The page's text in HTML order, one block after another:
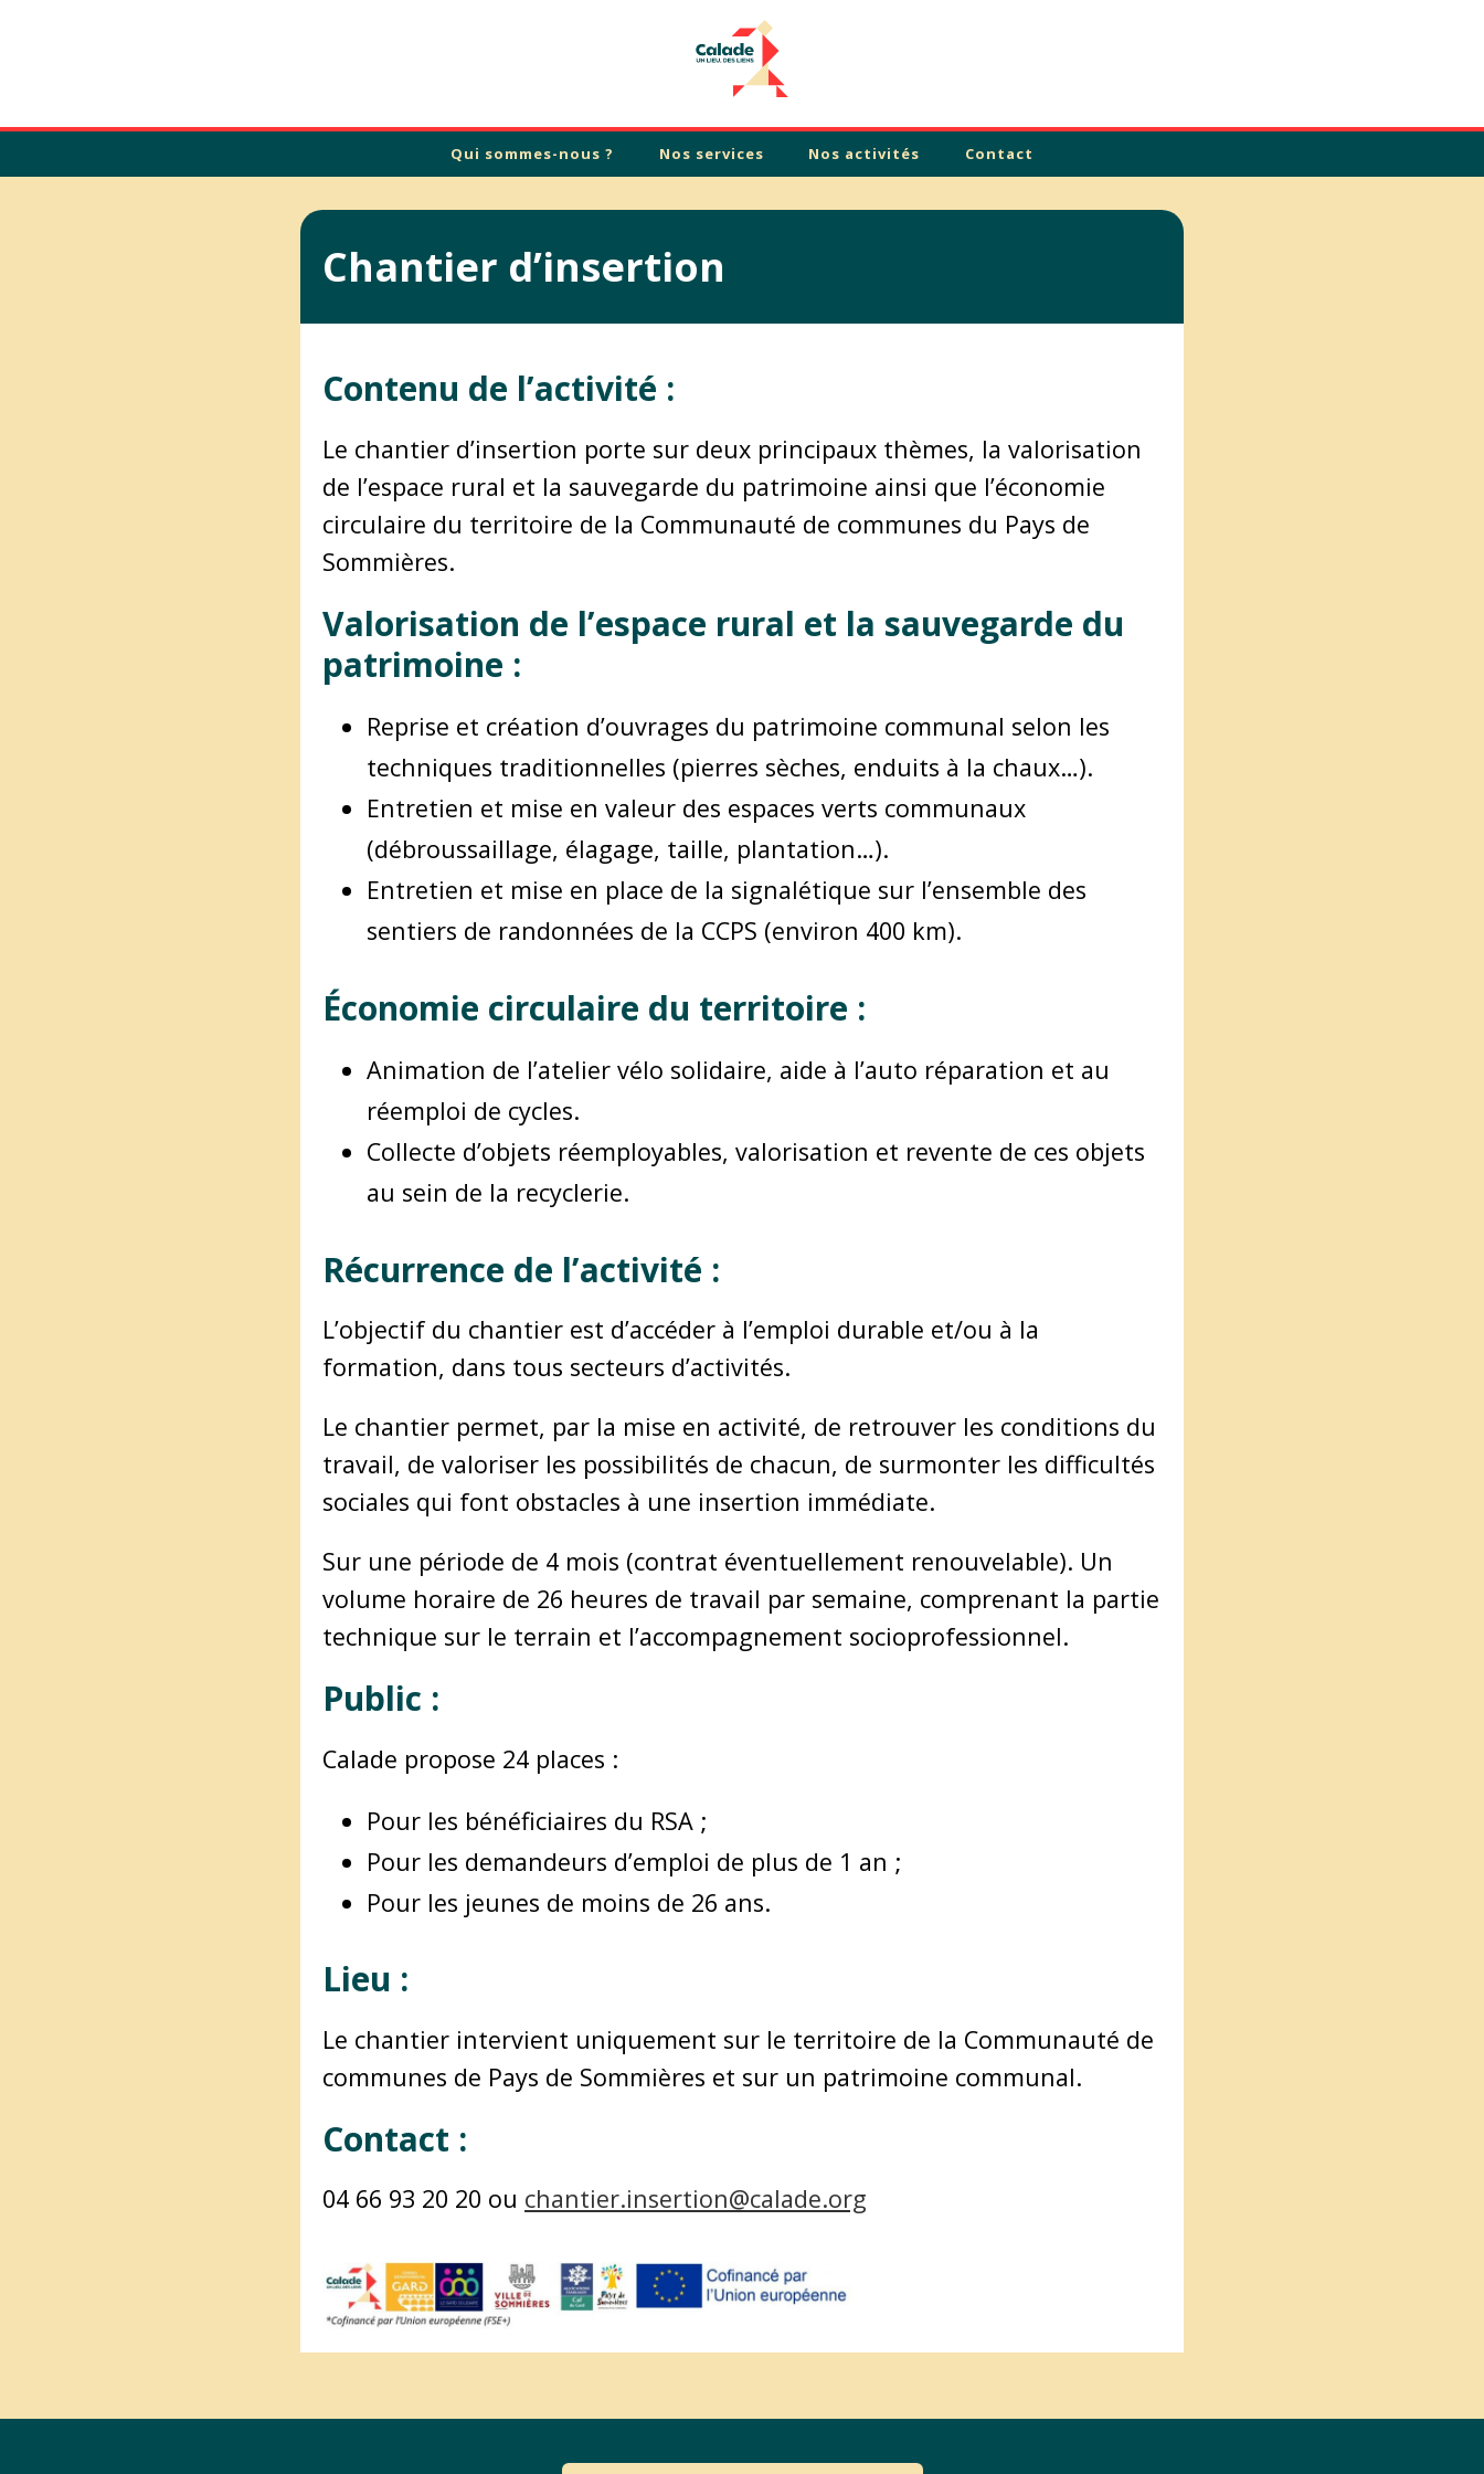
Qui sommes-nous ? Nos services Nos activités Contact
Chantier d’insertion
Contenu de l’activité :
Le chantier d’insertion porte sur deux principaux thèmes, la valorisation
de l’espace rural et la sauvegarde du patrimoine ainsi que l’économie
circulaire du territoire de la Communauté de communes du Pays de
Sommières.
Valorisation de l’espace rural et la sauvegarde du
patrimoine :
Reprise et création d’ouvrages du patrimoine communal selon les
techniques traditionnelles (pierres sèches, enduits à la chaux…).
Entretien et mise en valeur des espaces verts communaux
(débroussaillage, élagage, taille, plantation…).
Entretien et mise en place de la signalétique sur l’ensemble des
sentiers de randonnées de la CCPS (environ 400 km).
Économie circulaire du territoire :
Animation de l’atelier vélo solidaire, aide à l’auto réparation et au
réemploi de cycles.
Collecte d’objets réemployables, valorisation et revente de ces objets
au sein de la recyclerie.
Récurrence de l’activité :
L’objectif du chantier est d’accéder à l’emploi durable et/ou à la
formation, dans tous secteurs d’activités.
Le chantier permet, par la mise en activité, de retrouver les conditions du
travail, de valoriser les possibilités de chacun, de surmonter les difficultés
sociales qui font obstacles à une insertion immédiate.
Sur une période de 4 mois (contrat éventuellement renouvelable). Un
volume horaire de 26 heures de travail par semaine, comprenant la partie
technique sur le terrain et l’accompagnement socioprofessionnel.
Public :
Calade propose 24 places :
Pour les bénéficiaires du RSA ;
Pour les demandeurs d’emploi de plus de 1 an ;
Pour les jeunes de moins de 26 ans.
Lieu :
Le chantier intervient uniquement sur le territoire de la Communauté de
communes de Pays de Sommières et sur un patrimoine communal.
Contact :
04 66 93 20 20 ou chantier.insertion@calade.org